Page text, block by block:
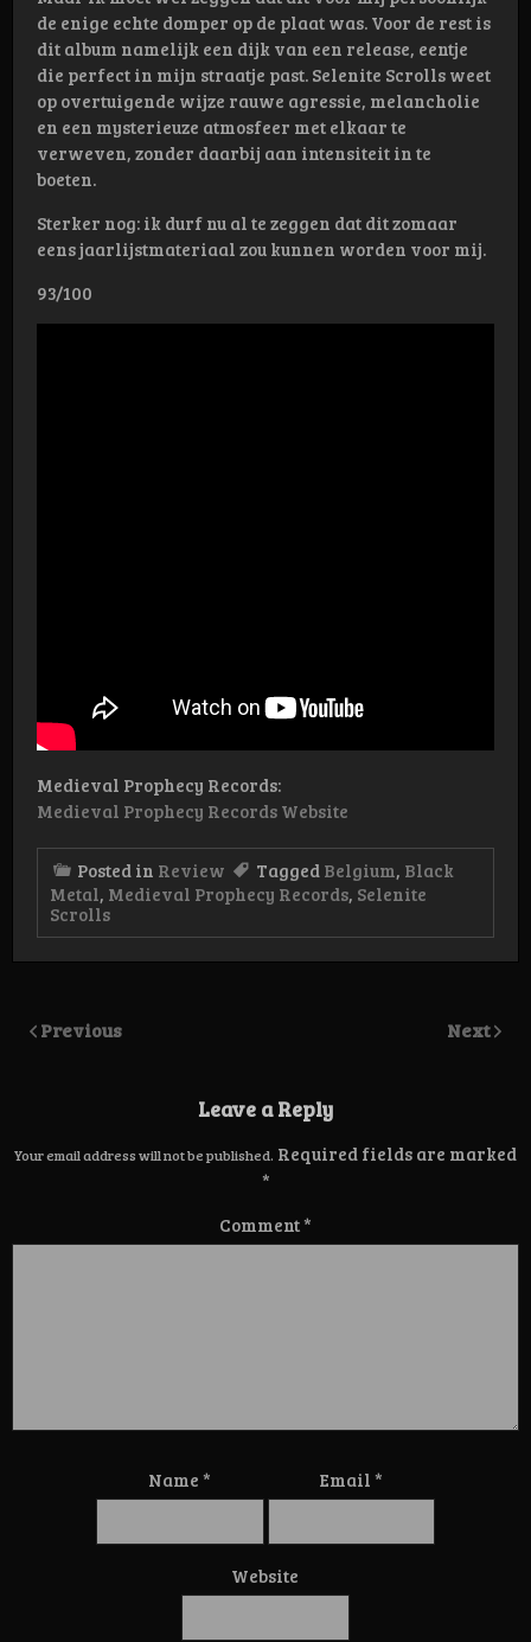
de enige echte domper op de plaat was. Voor de rest is
dit album namelijk een dijk van een release, eentje
die perfect in mijn straatje past. Selenite Scrolls weet
op overtuigende wijze rauwe agressie, melancholie
en een mysterieuze atmosfeer met elkaar te
verweven, zonder daarbij aan intensiteit in te
boeten.
Sterker nog: ik durf nu al te zeggen dat dit zomaar
eens jaarlijstmateriaal zou kunnen worden voor mij.
93/100
Medieval Prophecy Records:
Medieval Prophecy Records Website
Posted in Review Tagged Belgium, Black
Metal, Medieval Prophecy Records, Selenite
Scrolls
Previous Next
Leave a Reply
Your email address will not be published. Required fields are marked
*
Comment*
Name* Email *
Website